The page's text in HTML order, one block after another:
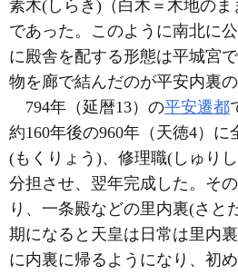
素木(しらき)（白木＝木地のま
であった。このように南北に
に殿舎を配する形態は平城宮
物を廊で結んだのが平安内裏の
794年（延暦13）の平安遷都
約160年後の960年（天徳4）
(もくりょう)、修理職(しゅり
分担させ、翌年完成した。そ
り、一条殿などの里内裏(さと
期になると天皇は日常は里内
に内裏に帰るようになり、初